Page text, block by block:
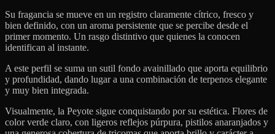
Su fragancia se mueve en un registro claramente cítrico, fresco y
bien definido, con un aroma persistente que se percibe desde el
primer momento. Un rasgo distintivo que quienes la conocen
identifican al instante.
A este perfil se suma un sutil fondo avainillado que aporta equilibrio
y profundidad, dando lugar a una combinación de terpenos elegante
y muy bien integrada.
Visualmente, la Peyote sigue conquistando por su estética. Flores de
color verde claro, con ligeros reflejos púrpura, pistilos anaranjados y